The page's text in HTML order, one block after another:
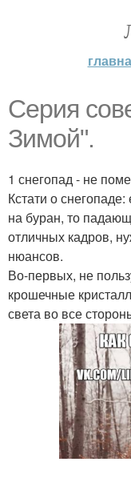
Серия
Зимой".
1 снегопад - не
Кстати о
на буран, то
отличных кадров,
нюансов.
Во-первых, не
крошечные
света во все